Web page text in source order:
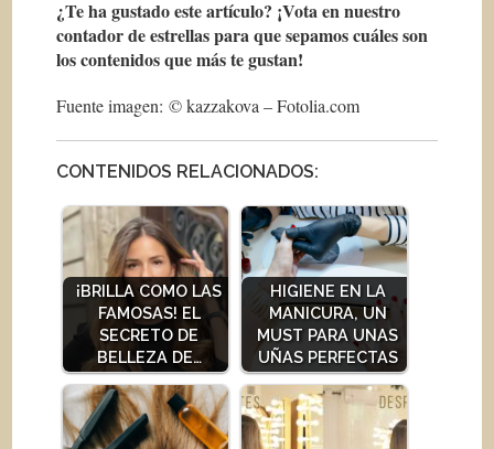
¿Te ha gustado este artículo? ¡Vota en nuestro
contador de estrellas para que sepamos cuáles son
los contenidos que más te gustan!
Fuente imagen: © kazzakova – Fotolia.com
CONTENIDOS RELACIONADOS:
¡BRILLA COMO LAS
FAMOSAS! EL
SECRETO DE
BELLEZA DE…
HIGIENE EN LA
MANICURA, UN
MUST PARA UNAS
UÑAS PERFECTAS